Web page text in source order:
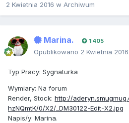
2 Kwietnia 2016 w Archiwum
Marina. 1 405
Opublikowano 2 Kwietnia 2016
Typ Pracy: Sygnaturka
Wymiary: Na forum
Render, Stock: http://
hzNQmtK/0/X2/_DM30122-Edit-X2.jpg
Napis/y: Marina.